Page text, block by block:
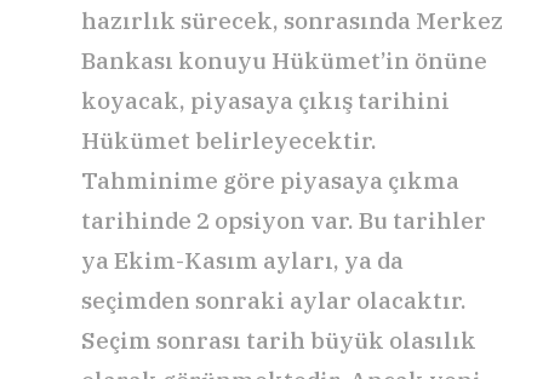
hazırlık sürecek, sonrasında Merkez
Bankası konuyu Hükümet’in önüne
koyacak, piyasaya çıkış tarihini
Hükümet belirleyecektir.
Tahminime göre piyasaya çıkma
tarihinde 2 opsiyon var. Bu tarihler
ya Ekim-Kasım ayları, ya da
seçimden sonraki aylar olacaktır.
Seçim sonrası tarih büyük olasılık